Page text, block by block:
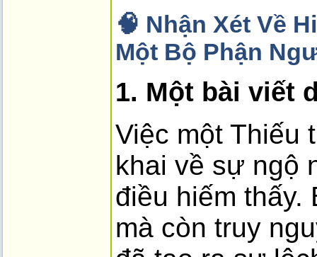
🧠 Nhận Xét Về
Một Bộ Phận
1. Một bài viết
Việc một Thiếu
khai về sự ngộ
điều hiếm
mà còn truy